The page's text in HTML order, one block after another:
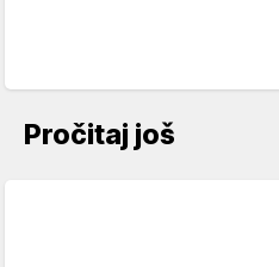
Pročitaj još